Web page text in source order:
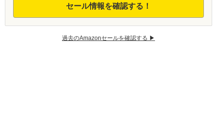
セール情報を確認する！
過去のAmazonセールを確認する ▶︎